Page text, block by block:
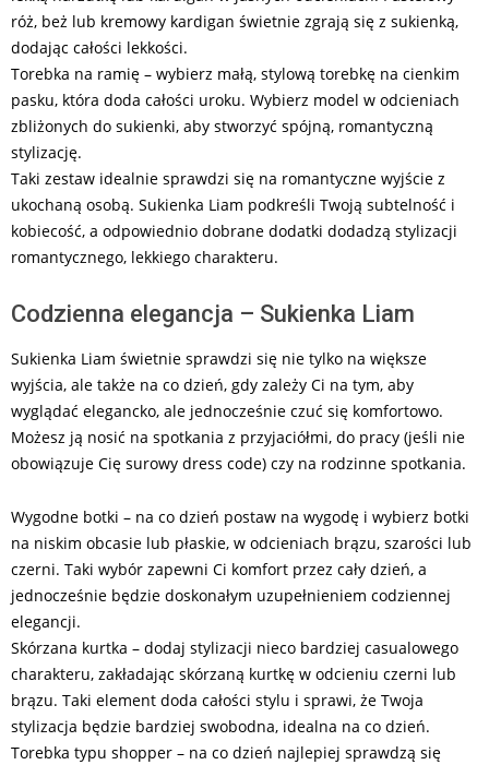
róż, beż lub kremowy kardigan świetnie zgrają się z sukienką,
dodając całości lekkości.
Torebka na ramię – wybierz małą, stylową torebkę na cienkim
pasku, która doda całości uroku. Wybierz model w odcieniach
zbliżonych do sukienki, aby stworzyć spójną, romantyczną
stylizację.
Taki zestaw idealnie sprawdzi się na romantyczne wyjście z
ukochaną osobą. Sukienka Liam podkreśli Twoją subtelność i
kobiecość, a odpowiednio dobrane dodatki dodadzą stylizacji
romantycznego, lekkiego charakteru.
Codzienna elegancja – Sukienka Liam
Sukienka Liam świetnie sprawdzi się nie tylko na większe
wyjścia, ale także na co dzień, gdy zależy Ci na tym, aby
wyglądać elegancko, ale jednocześnie czuć się komfortowo.
Możesz ją nosić na spotkania z przyjaciółmi, do pracy (jeśli nie
obowiązuje Cię surowy dress code) czy na rodzinne spotkania.
Wygodne botki – na co dzień postaw na wygodę i wybierz botki
na niskim obcasie lub płaskie, w odcieniach brązu, szarości lub
czerni. Taki wybór zapewni Ci komfort przez cały dzień, a
jednocześnie będzie doskonałym uzupełnieniem codziennej
elegancji.
Skórzana kurtka – dodaj stylizacji nieco bardziej casualowego
charakteru, zakładając skórzaną kurtkę w odcieniu czerni lub
brązu. Taki element doda całości stylu i sprawi, że Twoja
stylizacja będzie bardziej swobodna, idealna na co dzień.
Torebka typu shopper – na co dzień najlepiej sprawdzą się